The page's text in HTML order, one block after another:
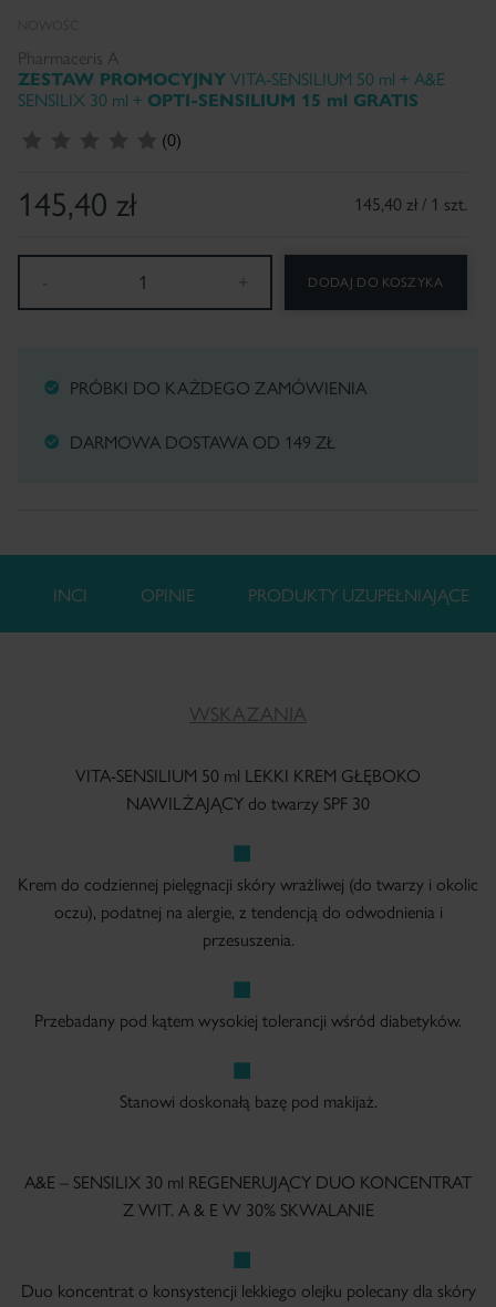
Pharmaceris A
ZESTAW PROMOCYJNY VITA-SENSILIUM 50 ml + A&E
SENSILIX 30 ml + OPTI-SENSILIUM 15 ml GRATIS
(0)
145,40 zł 145,40 zł / 1 szt.
1 + DODAJ DO KOSZYKA
PRÓBKI DO KAŻDEGO ZAMÓWIENIA
DARMOWA DOSTAWA OD 149 ZŁ
INCI OPINIE PRODUKTY UZUPEŁNIAJĄCE
WSKAZANIA
VITA-SENSILIUM 50 ml LEKKI KREM GŁĘBOKO
NAWILŻAJĄCY do twarzy SPF 30
Krem do codziennej pielęgnacji skóry wrażliwej (do twarzy i okolic
oczu), podatnej na alergie, z tendencją do odwodnienia i
przesuszenia.
Przebadany pod kątem wysokiej tolerancji wśród diabetyków.
Stanowi doskonałą bazę pod makijaż.
A&E – SENSILIX 30 ml REGENERUJĄCY DUO KONCENTRAT
Z WIT. A & E W 30% SKWALANIE
Duo koncentrat o konsystencji lekkiego olejku polecany dla skóry